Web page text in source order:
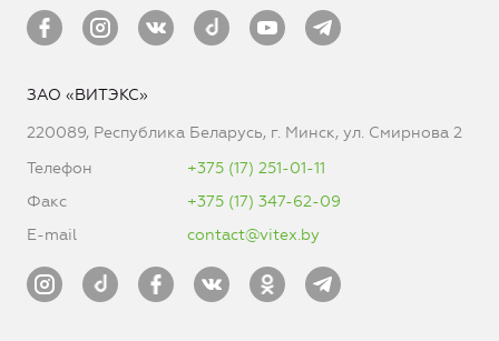
ЗАО «ВИТЭКС»
220089, Республика Беларусь, г. Минск, ул. Смирнова 2
Телефон
+375 (17) 251-01-11
Факс
+375 (17) 347-62-09
E-mail
contact@vitex.by